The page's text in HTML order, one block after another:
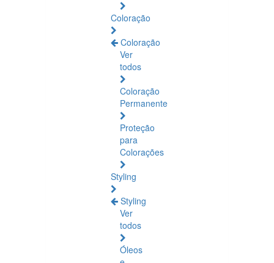
Coloração
Coloração
Ver
todos
Coloração
Permanente
Proteção
para
Colorações
Styling
Styling
Ver
todos
Óleos